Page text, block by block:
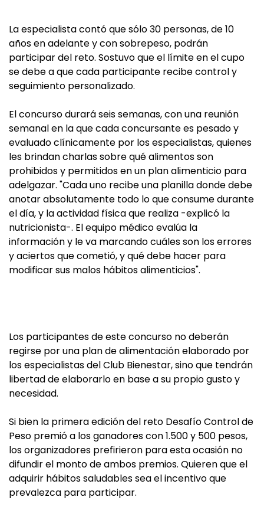
La especialista contó que sólo 30 personas, de 10
años en adelante y con sobrepeso, podrán
participar del reto. Sostuvo que el límite en el cupo
se debe a que cada participante recibe control y
seguimiento personalizado.
El concurso durará seis semanas, con una reunión
semanal en la que cada concursante es pesado y
evaluado clínicamente por los especialistas, quienes
les brindan charlas sobre qué alimentos son
prohibidos y permitidos en un plan alimenticio para
adelgazar. "Cada uno recibe una planilla donde debe
anotar absolutamente todo lo que consume durante
el día, y la actividad física que realiza -explicó la
nutricionista-. El equipo médico evalúa la
información y le va marcando cuáles son los errores
y aciertos que cometió, y qué debe hacer para
modificar sus malos hábitos alimenticios".
Los participantes de este concurso no deberán
regirse por una plan de alimentación elaborado por
los especialistas del Club Bienestar, sino que tendrán
libertad de elaborarlo en base a su propio gusto y
necesidad.
Si bien la primera edición del reto Desafío Control de
Peso premió a los ganadores con 1.500 y 500 pesos,
los organizadores prefirieron para esta ocasión no
difundir el monto de ambos premios. Quieren que el
adquirir hábitos saludables sea el incentivo que
prevalezca para participar.